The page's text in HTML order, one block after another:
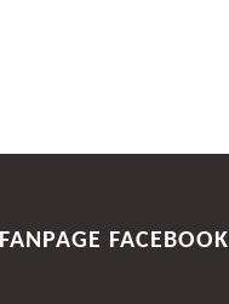
FANPAGE FACEBOOK